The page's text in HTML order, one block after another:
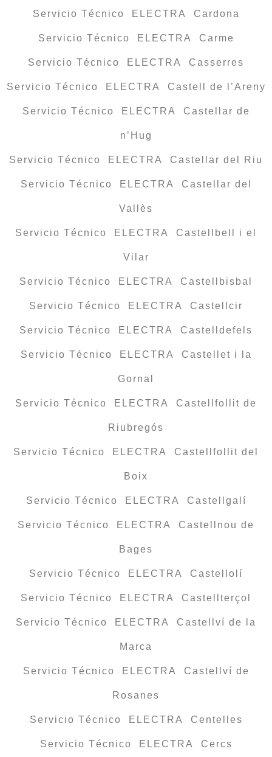
Servicio Técnico ELECTRA Cardona
Servicio Técnico ELECTRA Carme
Servicio Técnico ELECTRA Casserres
Servicio Técnico ELECTRA Castell de l’Areny
Servicio Técnico ELECTRA Castellar de
n’Hug
Servicio Técnico ELECTRA Castellar del Riu
Servicio Técnico ELECTRA Castellar del
Vallès
Servicio Técnico ELECTRA Castellbell i el
Vilar
Servicio Técnico ELECTRA Castellbisbal
Servicio Técnico ELECTRA Castellcir
Servicio Técnico ELECTRA Castelldefels
Servicio Técnico ELECTRA Castellet i la
Gornal
Servicio Técnico ELECTRA Castellfollit de
Riubregós
Servicio Técnico ELECTRA Castellfollit del
Boix
Servicio Técnico ELECTRA Castellgalí
Servicio Técnico ELECTRA Castellnou de
Bages
Servicio Técnico ELECTRA Castellolí
Servicio Técnico ELECTRA Castellterçol
Servicio Técnico ELECTRA Castellví de la
Marca
Servicio Técnico ELECTRA Castellví de
Rosanes
Servicio Técnico ELECTRA Centelles
Servicio Técnico ELECTRA Cercs